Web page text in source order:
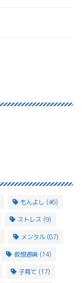
もんよし (46)
ストレス (9)
メンタル(87)
仮想通貨 (14)
子育て (17)